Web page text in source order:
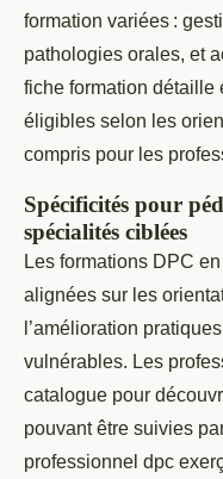
formation variées :
pathologies orales, et
fiche formation détaille
éligibles selon les
compris pour les
Spécificités pour
spécialités ciblées
Les formations DPC
alignées sur les
l’amélioration
vulnérables. Les
catalogue pour
pouvant être suivies
professionnel dpc